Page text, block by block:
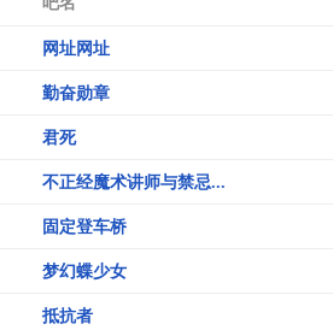
网址网址
勤奋勋章
君死
不正经魔术讲师与禁忌...
固定登车桥
梦幻蝶少女
抵抗者